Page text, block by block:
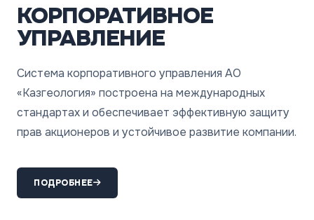
КОРПОРАТИВНОЕ
УПРАВЛЕНИЕ
Система корпоративного управления АО
«Казгеология» построена на международных
стандартах и обеспечивает эффективную защиту
прав акционеров и устойчивое развитие компании.
ПОДРОБНЕЕ